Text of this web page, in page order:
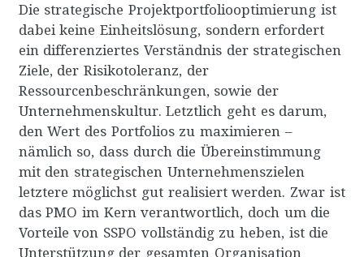
Die strategische Projektportfoliooptimierung ist
dabei keine Einheitslösung, sondern erfordert
ein differenziertes Verständnis der strategischen
Ziele, der Risikotoleranz, der
Ressourcenbeschränkungen, sowie der
Unternehmenskultur. Letztlich geht es darum,
den Wert des Portfolios zu maximieren –
nämlich so, dass durch die Übereinstimmung
mit den strategischen Unternehmenszielen
letztere möglichst gut realisiert werden. Zwar ist
das PMO im Kern verantwortlich, doch um die
Vorteile von SSPO vollständig zu heben, ist die
Unterstützung der gesamten Organisation